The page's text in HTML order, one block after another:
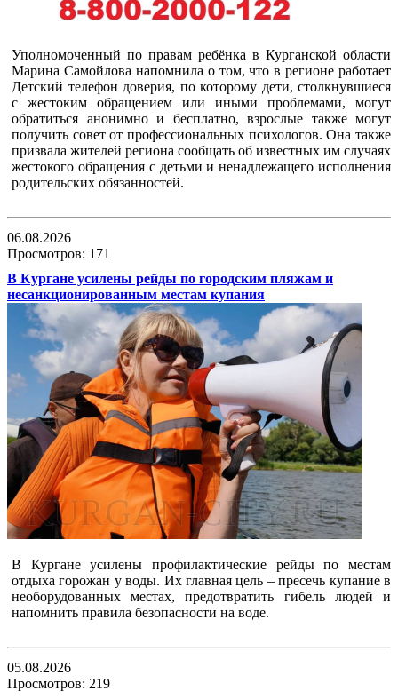
Уполномоченный по правам ребёнка в Курганской области
Марина Самойлова напомнила о том, что в регионе работает
Детский телефон доверия, по которому дети, столкнувшиеся
с жестоким обращением или иными проблемами, могут
обратиться анонимно и бесплатно, взрослые также могут
получить совет от профессиональных психологов. Она также
призвала жителей региона сообщать об известных им случаях
жестокого обращения с детьми и ненадлежащего исполнения
родительских обязанностей.
06.08.2026
Просмотров: 171
В Кургане усилены рейды по городским пляжам и
несанкционированным местам купания
В Кургане усилены профилактические рейды по местам
отдыха горожан у воды. Их главная цель – пресечь купание в
необорудованных местах, предотвратить гибель людей и
напомнить правила безопасности на воде.
05.08.2026
Просмотров: 219